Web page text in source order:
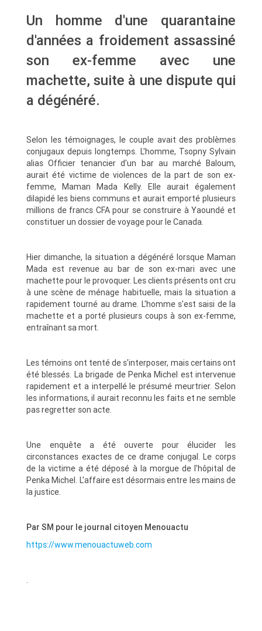
Un homme d'une quarantaine
d'années a froidement assassiné
son ex-femme avec une
machette, suite à une dispute qui
a dégénéré.
Selon les témoignages, le couple avait des problèmes
conjugaux depuis longtemps. L'homme, Tsopny Sylvain
alias Officier tenancier d'un bar au marché Baloum,
aurait été victime de violences de la part de son ex-
femme, Maman Mada Kelly. Elle aurait également
dilapidé les biens communs et aurait emporté plusieurs
millions de francs CFA pour se construire à Yaoundé et
constituer un dossier de voyage pour le Canada.
Hier dimanche, la situation a dégénéré lorsque Maman
Mada est revenue au bar de son ex-mari avec une
machette pour le provoquer. Les clients présents ont cru
à une scène de ménage habituelle, mais la situation a
rapidement tourné au drame. L'homme s'est saisi de la
machette et a porté plusieurs coups à son ex-femme,
entraînant sa mort.
Les témoins ont tenté de s'interposer, mais certains ont
été blessés. La brigade de Penka Michel est intervenue
rapidement et a interpellé le présumé meurtrier. Selon
les informations, il aurait reconnu les faits et ne semble
pas regretter son acte.
Une enquête a été ouverte pour élucider les
circonstances exactes de ce drame conjugal. Le corps
de la victime a été déposé à la morgue de l'hôpital de
Penka Michel. L'affaire est désormais entre les mains de
la justice.
Par SM pour le journal citoyen Menouactu
https://www.menouactuweb.com
.